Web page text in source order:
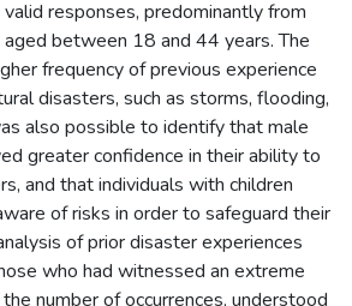
responses, predominantly from
between 18 and 44 years. The
frequency of previous experience
disasters, such as storms, flooding,
also possible to identify that male
greater confidence in their ability to
and that individuals with children
of risks in order to safeguard their
of prior disaster experiences
who had witnessed an extreme
number of occurrences, understood